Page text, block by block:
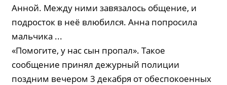
Анной. Между ними завязалось общение, и
подросток в неё влюбился. Анна попросила
мальчика ...
«Помогите, у нас сын пропал». Такое
сообщение принял дежурный полиции
поздним вечером 3 декабря от обеспокоенных